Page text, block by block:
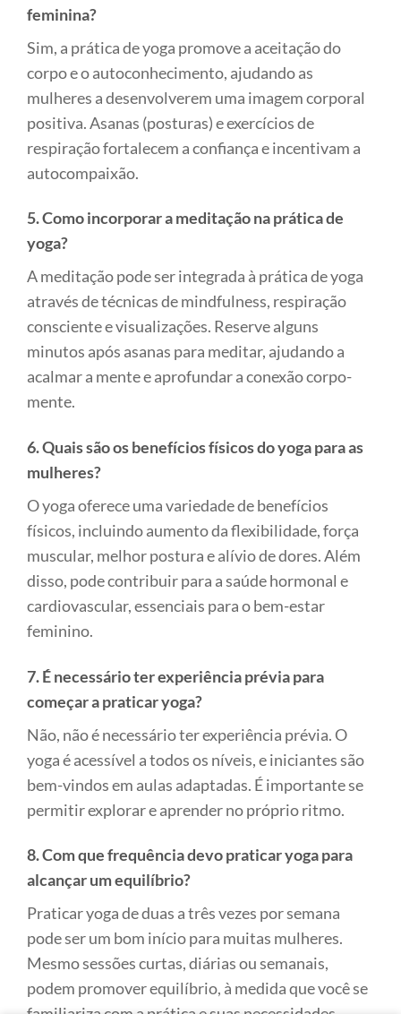
feminina?
Sim, a prática de yoga promove a aceitação do
corpo e o autoconhecimento, ajudando as
mulheres a desenvolverem uma imagem corporal
positiva. Asanas (posturas) e exercícios de
respiração fortalecem a confiança e incentivam a
autocompaixão.
5. Como incorporar a meditação na prática de
yoga?
A meditação pode ser integrada à prática de yoga
através de técnicas de mindfulness, respiração
consciente e visualizações. Reserve alguns
minutos após asanas para meditar, ajudando a
acalmar a mente e aprofundar a conexão corpo-
mente.
6. Quais são os benefícios físicos do yoga para as
mulheres?
O yoga oferece uma variedade de benefícios
físicos, incluindo aumento da flexibilidade, força
muscular, melhor postura e alívio de dores. Além
disso, pode contribuir para a saúde hormonal e
cardiovascular, essenciais para o bem-estar
feminino.
7. É necessário ter experiência prévia para
começar a praticar yoga?
Não, não é necessário ter experiência prévia. O
yoga é acessível a todos os níveis, e iniciantes são
bem-vindos em aulas adaptadas. É importante se
permitir explorar e aprender no próprio ritmo.
8. Com que frequência devo praticar yoga para
alcançar um equilíbrio?
Praticar yoga de duas a três vezes por semana
pode ser um bom início para muitas mulheres.
Mesmo sessões curtas, diárias ou semanais,
podem promover equilíbrio, à medida que você se